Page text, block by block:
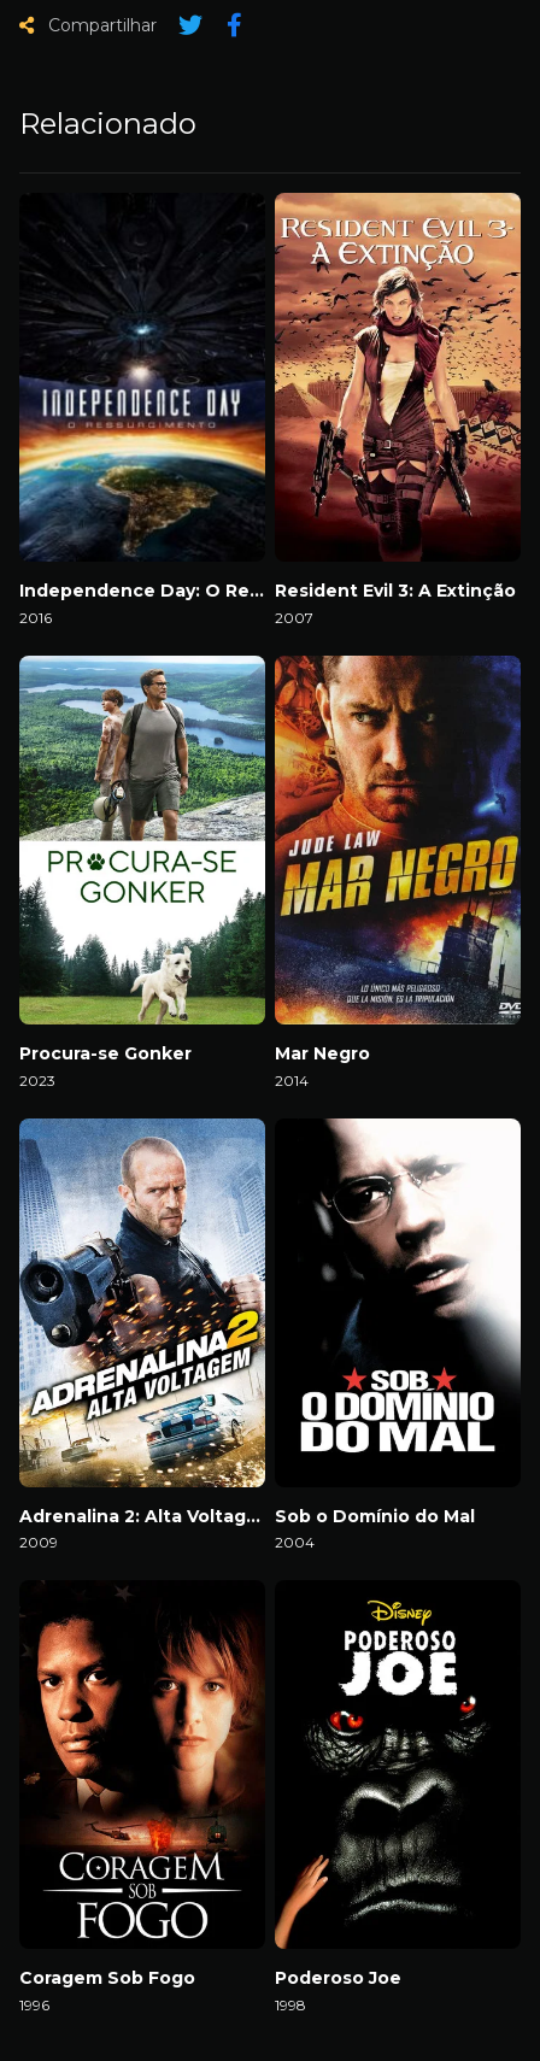
Compartilhar
Relacionado
Independence Day: O Ressurgimento
2016
Resident Evil 3: A Extinção
2007
Procura-se Gonker
2023
Mar Negro
2014
Adrenalina 2: Alta Voltagem
2009
Sob o Domínio do Mal
2004
Coragem Sob Fogo
1996
Poderoso Joe
1998